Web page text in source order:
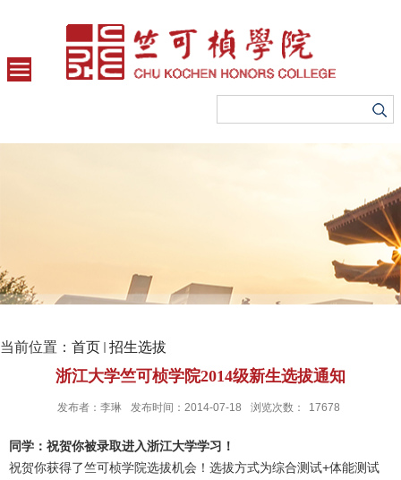
当前位置： 首页 招生选拔
浙江大学竺可桢学院2014级新生选拔通知
发布者：李琳 发布时间：2014-07-18 浏览次数： 17678
同学：祝贺你被录取进入浙江大学学习！
祝贺你获得了竺可桢学院选拔机会！选拔方式为综合测试+体能测试